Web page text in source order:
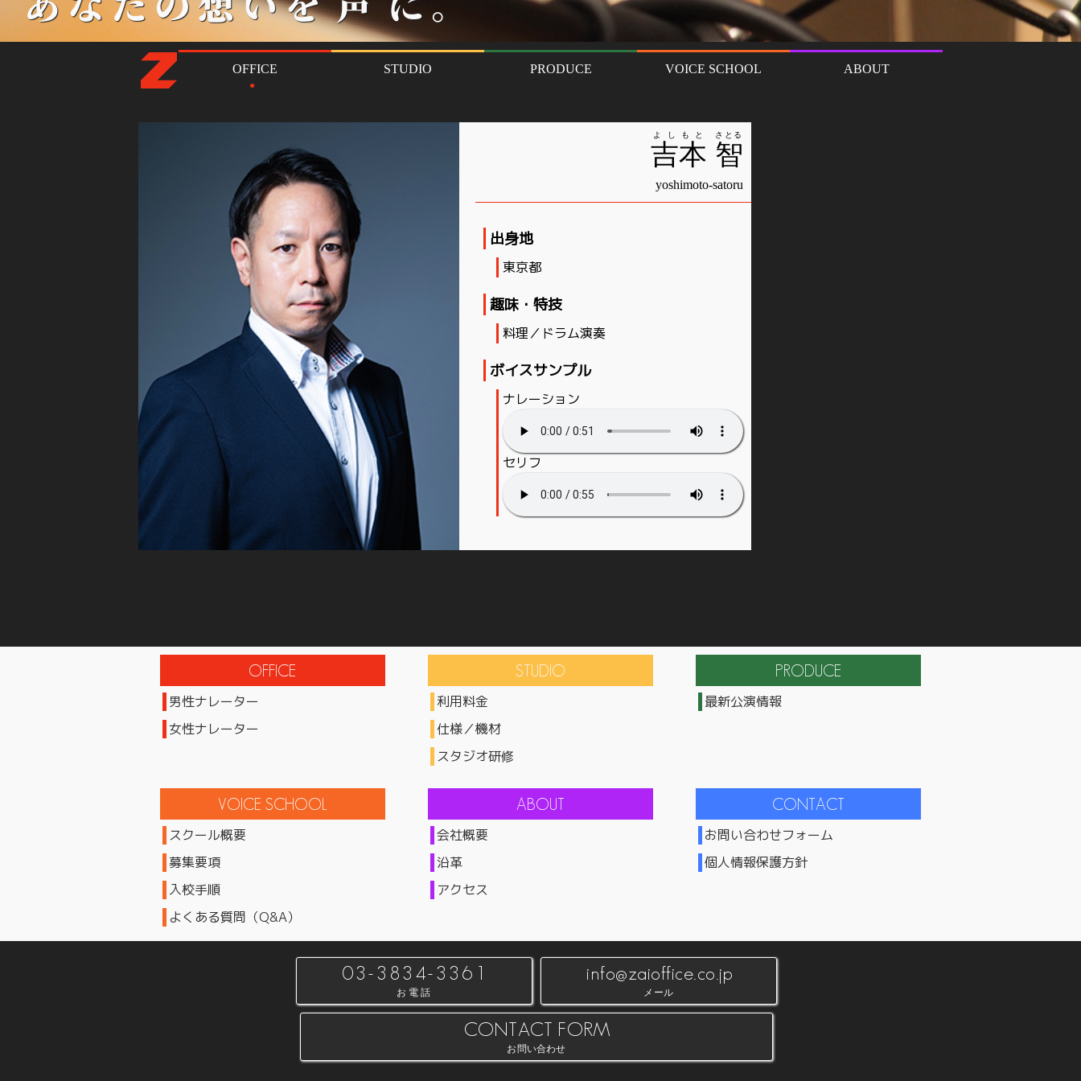
吉本
よしもと
智
さとる
yoshimoto-satoru
出身地
東京都
趣味・特技
料理／ドラム演奏
ボイスサンプル
ナレーション
セリフ
男性ナレーター
女性ナレーター
利用料金
仕様／機材
スタジオ研修
最新公演情報
スクール概要
募集要項
入校手順
よくある質問（Q&A）
会社概要
沿革
アクセス
お問い合わせフォーム
個人情報保護方針
03-3834-3361
お電話
info@zaioffice.co.jp
メール
CONTACT FORM
お問い合わせ